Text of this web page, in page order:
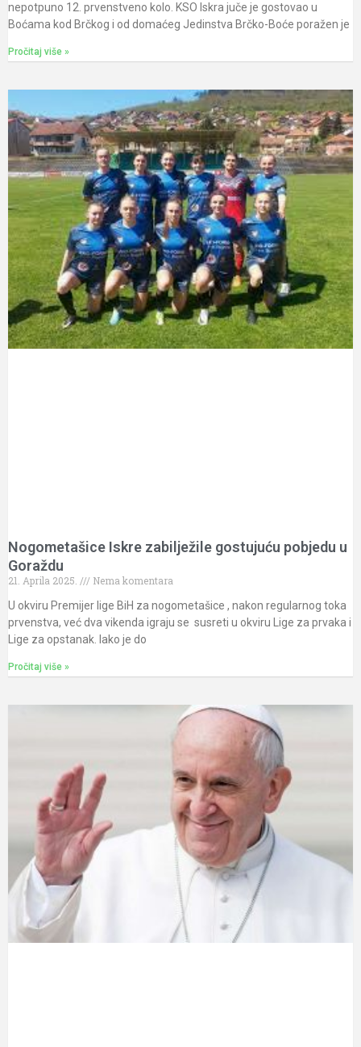
nepotpuno 12. prvenstveno kolo. KSO Iskra juče je gostovao u
Boćama kod Brčkog i od domaćeg Jedinstva Brčko-Boće poražen je
Pročitaj više »
Nogometašice Iskre zabilježile gostujuću pobjedu u
Goraždu
21. Aprila 2025.
Nema komentara
U okviru Premijer lige BiH za nogometašice , nakon regularnog toka
prvenstva, već dva vikenda igraju se susreti u okviru Lige za prvaka i
Lige za opstanak. Iako je do
Pročitaj više »